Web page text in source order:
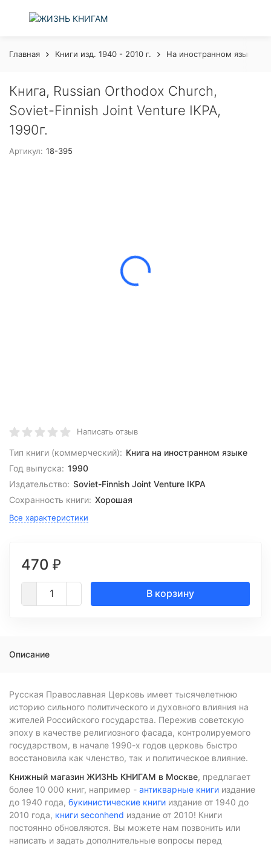
Главная Книги изд. 1940 - 2010 г. На иностранном языке
Книга, Russian Orthodox Church,
Soviet-Finnish Joint Venture IKPA,
1990г.
Артикул: 18-395
Написать отзыв
Тип книги (коммерческий): Книга на иностранном языке
Год выпуска: 1990
Издательство: Soviet-Finnish Joint Venture IKPA
Сохранность книги: Хорошая
Все характеристики
470 ₽
В корзину
Описание
Русская Православная Церковь имеет тысячелетнюю
историю сильного политического и духовного влияния на
жителей Российского государства. Пережив советскую
эпоху в качестве религиозного фасада, контролируемого
государством, в начале 1990-х годов церковь быстро
восстановила как членство, так и политическое влияние.
Книжный магазин ЖИЗНЬ КНИГАМ в Москве, предлагает
более 10 000 книг, например - антикварные книги издание
до 1940 года, букинистические книги издание от 1940 до
2010 года, книги seconhend издание от 2010! Книги
постоянно обновляются. Вы можете нам позвонить или
написать и задать дополнительные вопросы перед